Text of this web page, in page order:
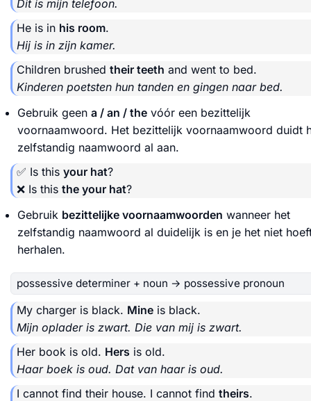
Dit is mijn telefoon.
He is in his room.
Hij is in zijn kamer.
Children brushed their teeth and went to bed.
Kinderen poetsten hun tanden en gingen naar bed.
Gebruik geen a / an / the vóór een bezittelijk
voornaamwoord. Het bezittelijk voornaamwoord duidt
zelfstandig naamwoord al aan.
✅ Is this your hat?
❌ Is this the your hat?
Gebruik bezittelijke voornaamwoorden wanneer het
zelfstandig naamwoord al duidelijk is en je het niet
herhalen.
possessive determiner + noun → possessive pronoun
My charger is black. Mine is black.
Mijn oplader is zwart. Die van mij is zwart.
Her book is old. Hers is old.
Haar boek is oud. Dat van haar is oud.
I cannot find their house. I cannot find theirs.